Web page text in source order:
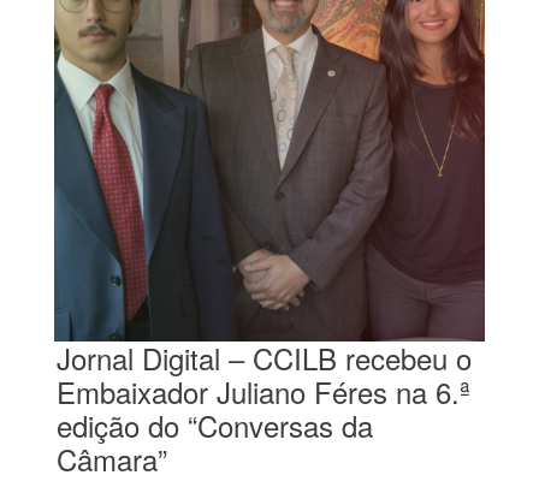
Jornal Digital – CCILB recebeu o
Embaixador Juliano Féres na 6.ª
edição do “Conversas da
Câmara”